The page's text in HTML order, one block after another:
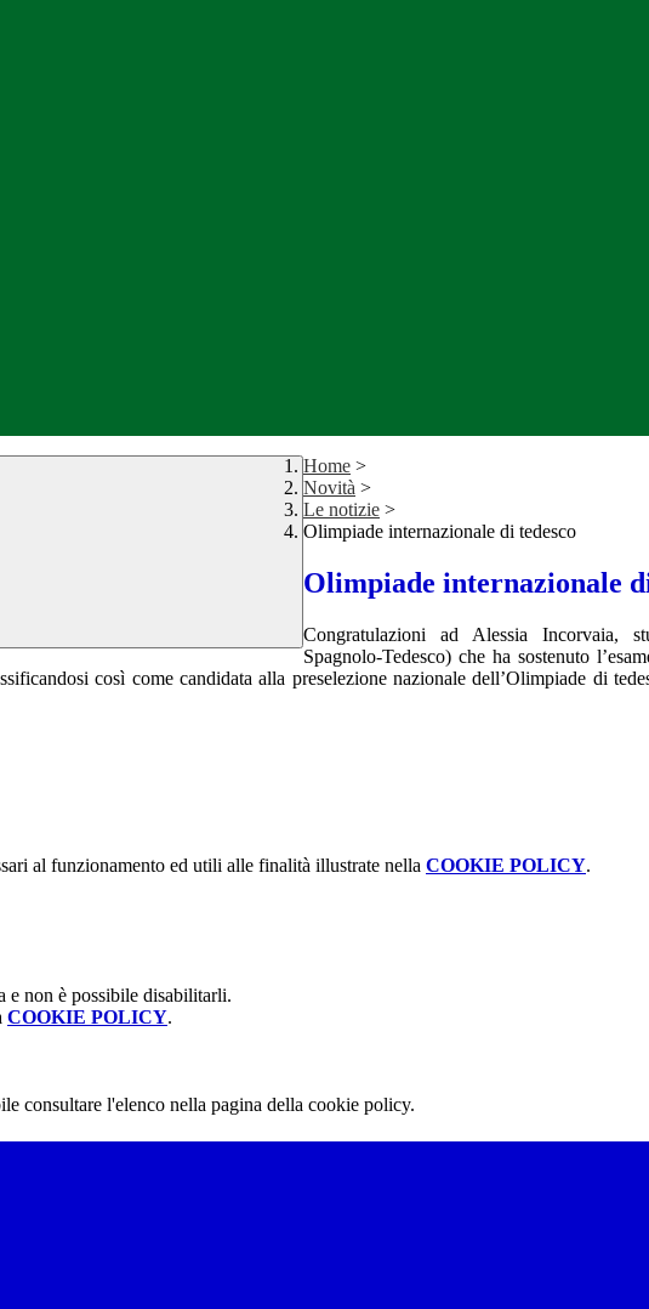
Home >
Novità >
Le notizie >
Olimpiade internazionale di tedesco
Olimpiade internazionale
Congratulazioni ad Alessia Incorvaia,
Spagnolo-Tedesco) che ha sostenuto
così come candidata alla preselezione nazionale dell’Olimpiade di
al funzionamento ed utili alle finalità illustrate nella COOKIE POLICY.
e non è possibile disabilitarli.
COOKIE POLICY.
consultare l'elenco nella pagina della cookie policy.